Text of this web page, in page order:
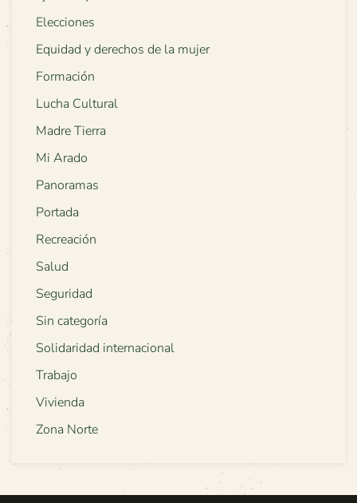
Elecciones
Equidad y derechos de la mujer
Formación
Lucha Cultural
Madre Tierra
Mi Arado
Panoramas
Portada
Recreación
Salud
Seguridad
Sin categoría
Solidaridad internacional
Trabajo
Vivienda
Zona Norte